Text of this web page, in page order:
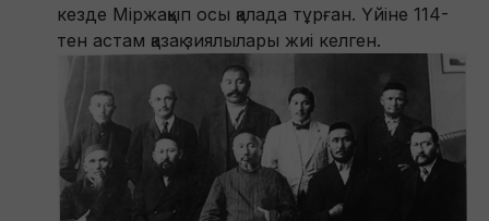
кезде Міржақып осы қалада тұрған. Үйіне 114-
тен астам қазақ зиялылары жиі келген.